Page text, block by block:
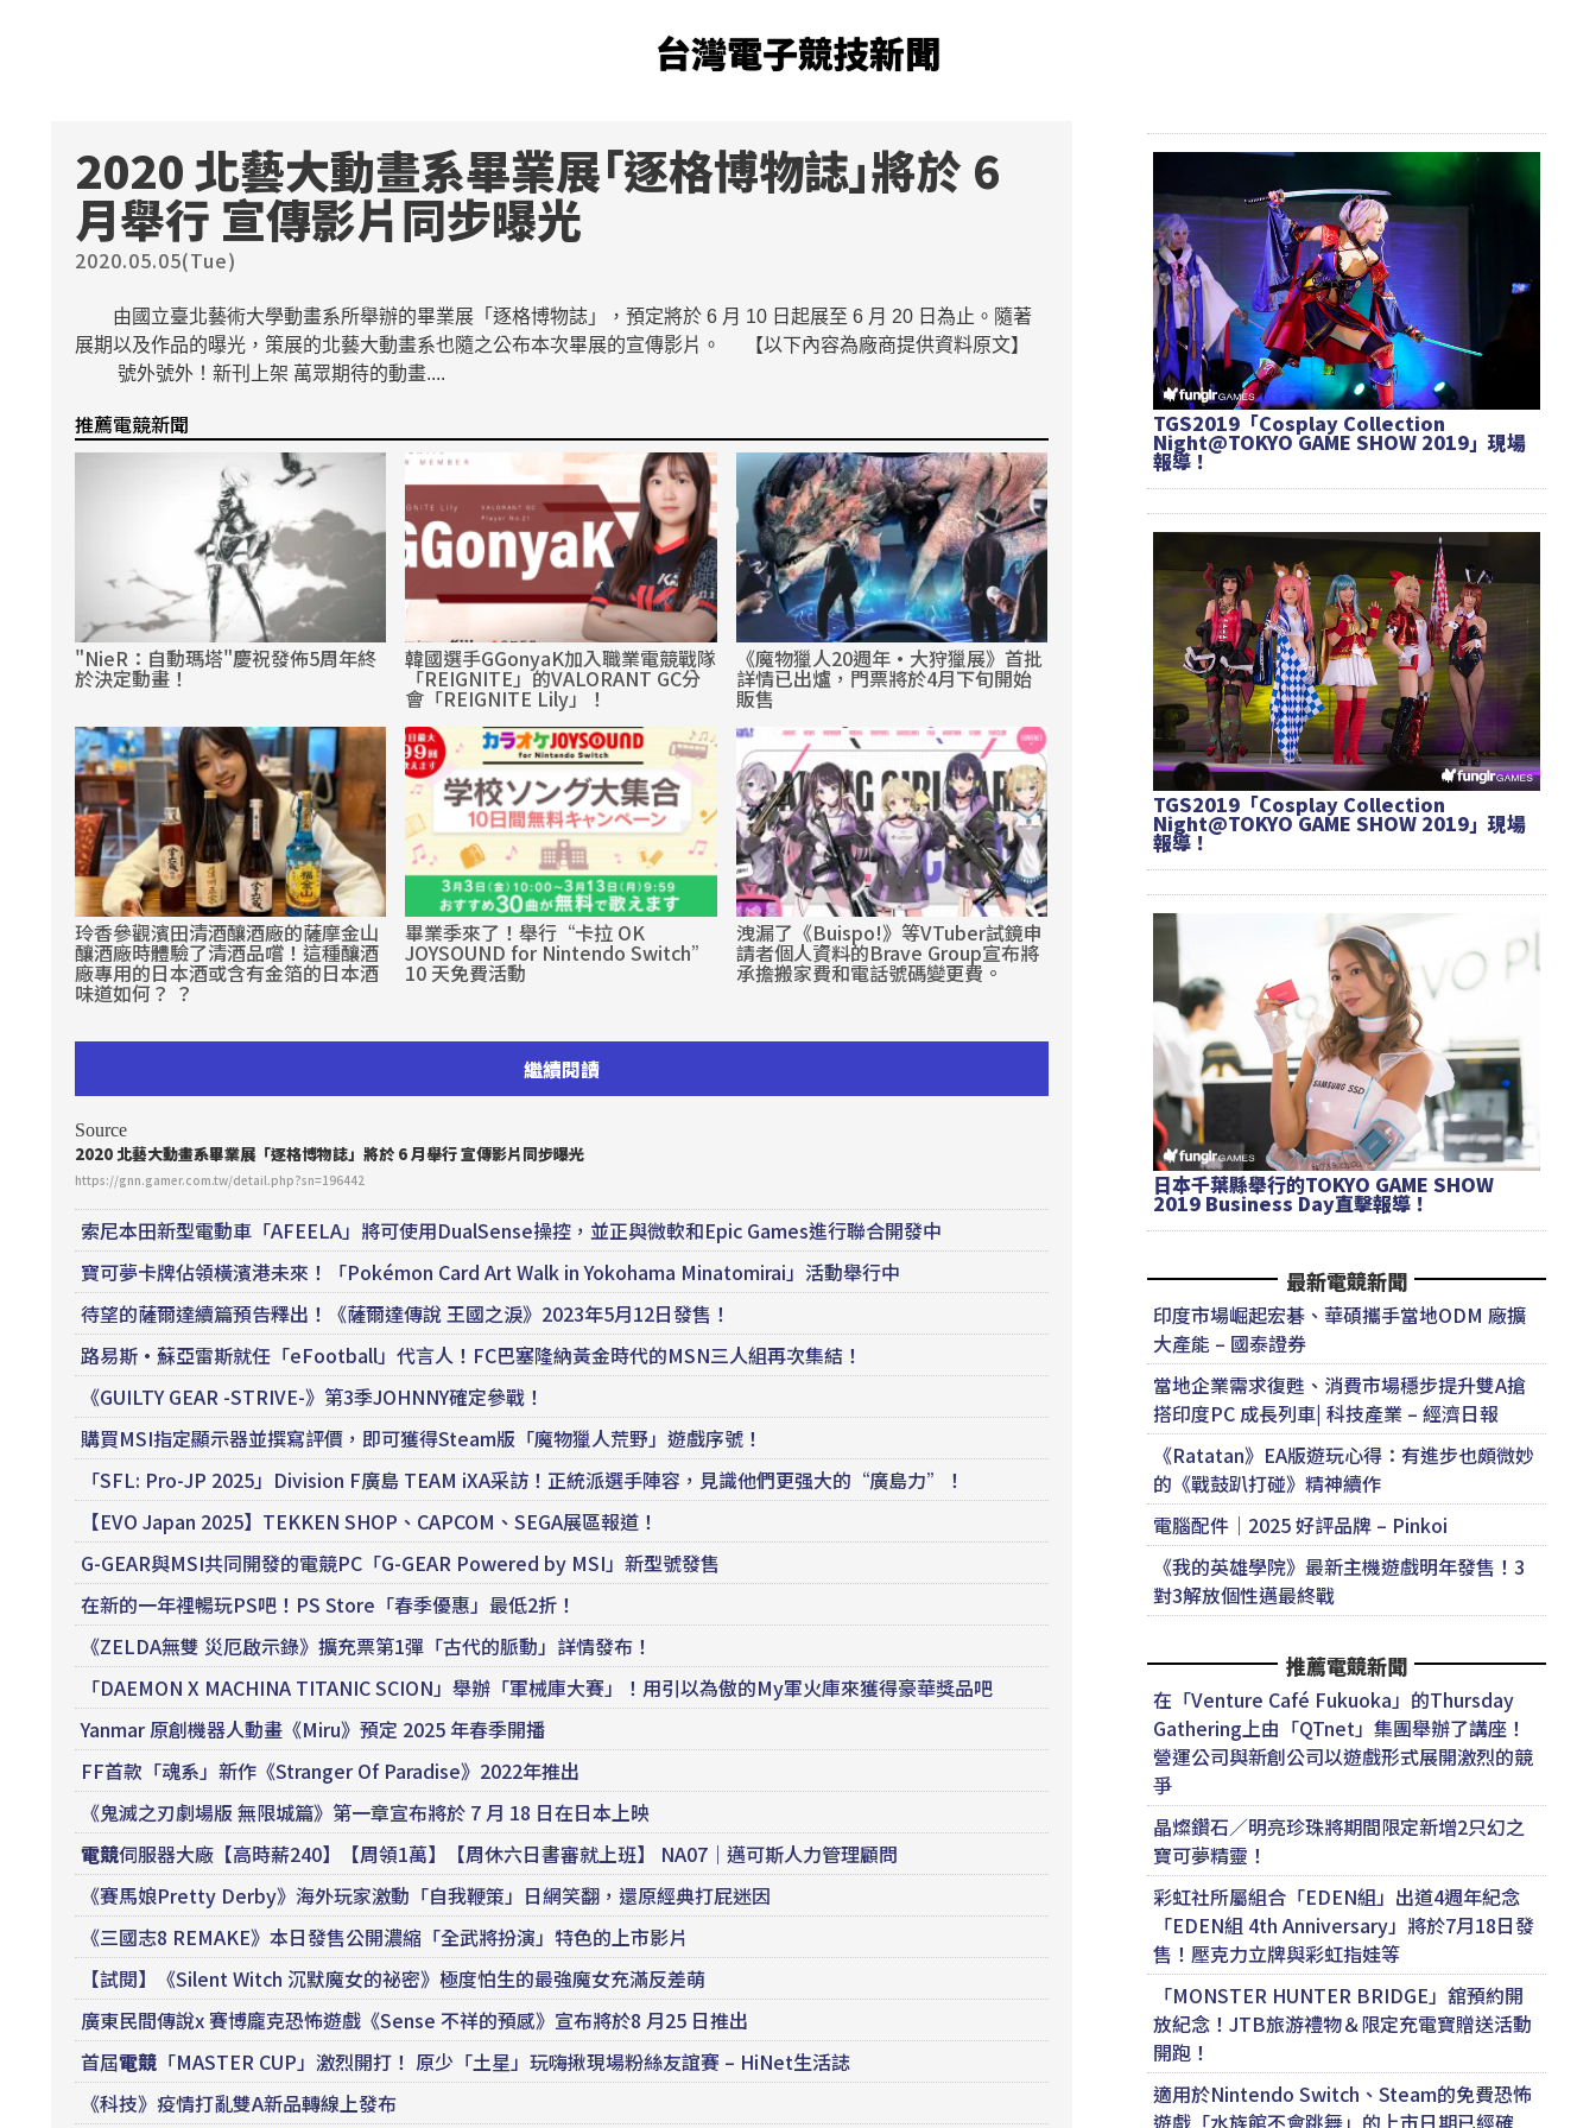
台灣電子競技新聞
2020 北藝大動畫系畢業展「逐格博物誌」將於 6
月舉行 宣傳影片同步曝光
2020.05.05(Tue)
由國立臺北藝術大學動畫系所舉辦的畢業展「逐格博物誌」，預定將於 6 月 10 日起展至 6 月 20 日為止。隨著
展期以及作品的曝光，策展的北藝大動畫系也隨之公布本次畢展的宣傳影片。 【以下內容為廠商提供資料原文】
號外號外！新刊上架 萬眾期待的動畫....
推薦電競新聞
"NieR：自動瑪塔"慶祝發佈5周年終
於決定動畫！
韓國選手GGonyaK加入職業電競戰隊
「REIGNITE」的VALORANT GC分
會「REIGNITE Lily」！
《魔物獵人20週年·大狩獵展》首批
詳情已出爐，門票將於4月下旬開始
販售
玲香參觀濱田清酒釀酒廠的薩摩金山
釀酒廠時體驗了清酒品嚐！這種釀酒
廠專用的日本酒或含有金箔的日本酒
味道如何？ ？
畢業季來了！舉行“卡拉 OK
JOYSOUND for Nintendo Switch”
10 天免費活動
洩漏了《Buispo!》等VTuber試鏡申
請者個人資料的Brave Group宣布將
承擔搬家費和電話號碼變更費。
繼續閱讀
Source
2020 北藝大動畫系畢業展「逐格博物誌」將於 6 月舉行 宣傳影片同步曝光
https://gnn.gamer.com.tw/detail.php?sn=196442
索尼本田新型電動車「AFEELA」將可使用DualSense操控，並正與微軟和Epic Games進行聯合開發中
寶可夢卡牌佔領橫濱港未來！「Pokémon Card Art Walk in Yokohama Minatomirai」活動舉行中
待望的薩爾達續篇預告釋出！《薩爾達傳說 王國之淚》2023年5月12日發售！
路易斯·蘇亞雷斯就任「eFootball」代言人！FC巴塞隆納黃金時代的MSN三人組再次集結！
《GUILTY GEAR -STRIVE-》第3季JOHNNY確定參戰！
購買MSI指定顯示器並撰寫評價，即可獲得Steam版「魔物獵人荒野」遊戲序號！
「SFL: Pro-JP 2025」Division F廣島 TEAM iXA采訪！正統派選手陣容，見識他們更强大的“廣島力”！
【EVO Japan 2025】TEKKEN SHOP、CAPCOM、SEGA展區報道！
G-GEAR與MSI共同開發的電競PC「G-GEAR Powered by MSI」新型號發售
在新的一年裡暢玩PS吧！PS Store「春季優惠」最低2折！
《ZELDA無雙 災厄啟示錄》擴充票第1彈「古代的脈動」詳情發布！
「DAEMON X MACHINA TITANIC SCION」舉辦「軍械庫大賽」！用引以為傲的My軍火庫來獲得豪華獎品吧
Yanmar 原創機器人動畫《Miru》預定 2025 年春季開播
FF首款「魂系」新作《Stranger Of Paradise》2022年推出
《鬼滅之刃劇場版 無限城篇》第一章宣布將於 7 月 18 日在日本上映
電競伺服器大廠【高時薪240】【周領1萬】【周休六日書審就上班】 NA07｜邁可斯人力管理顧問
《賽馬娘Pretty Derby》海外玩家激動「自我鞭策」日網笑翻，還原經典打屁迷因
《三國志8 REMAKE》本日發售公開濃縮「全武將扮演」特色的上市影片
【試閱】《Silent Witch 沉默魔女的祕密》極度怕生的最強魔女充滿反差萌
廣東民間傳說x 賽博龐克恐怖遊戲《Sense 不祥的預感》宣布將於8 月25 日推出
首屆電競「MASTER CUP」激烈開打！ 原少「土星」玩嗨揪現場粉絲友誼賽 – HiNet生活誌
《科技》疫情打亂雙A新品轉線上發布
TGS2019「Cosplay Collection
Night@TOKYO GAME SHOW 2019」現場
報導！
TGS2019「Cosplay Collection
Night@TOKYO GAME SHOW 2019」現場
報導！
日本千葉縣舉行的TOKYO GAME SHOW
2019 Business Day直擊報導！
最新電競新聞
印度市場崛起宏碁、華碩攜手當地ODM 廠擴
大產能 – 國泰證券
當地企業需求復甦、消費市場穩步提升雙A搶
搭印度PC 成長列車| 科技產業 – 經濟日報
《Ratatan》EA版遊玩心得：有進步也頗微妙
的《戰鼓趴打碰》精神續作
電腦配件｜2025 好評品牌 – Pinkoi
《我的英雄學院》最新主機遊戲明年發售！3
對3解放個性邁最終戰
推薦電競新聞
在「Venture Café Fukuoka」的Thursday
Gathering上由「QTnet」集團舉辦了講座！
營運公司與新創公司以遊戲形式展開激烈的競
爭
晶燦鑽石／明亮珍珠將期間限定新增2只幻之
寶可夢精靈！
彩虹社所屬組合「EDEN組」出道4週年紀念
「EDEN組 4th Anniversary」將於7月18日發
售！壓克力立牌與彩虹指娃等
「MONSTER HUNTER BRIDGE」舘預約開
放紀念！JTB旅游禮物＆限定充電寶贈送活動
開跑！
適用於Nintendo Switch、Steam的免費恐怖
遊戲「水族館不會跳舞」的上市日期已經確